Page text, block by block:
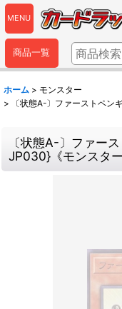
MENU
商品一覧
ホーム > モンスター
>
〔状態A-〕ファーストペン
〔状態A-〕ファー
JP030}《モンスター